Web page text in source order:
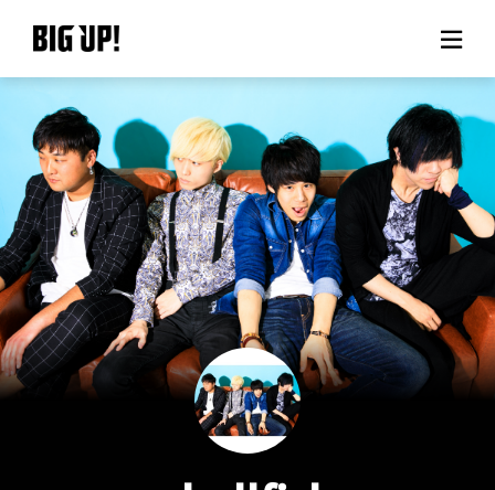
BIG UP!について
ニュース
料金プラン
サポート
ご利用の流れ
よくある質問